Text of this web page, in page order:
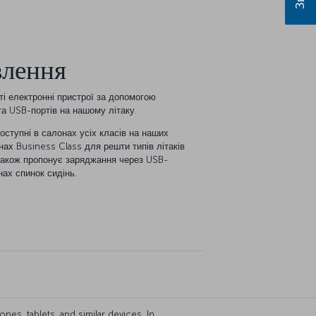
електронні пристрої за допомогою
USB-портів на нашому літаку.
в салонах усіх класів на наших
Business Class для решти типів літаків
пропонує заряджання через USB-
спинок сидінь.